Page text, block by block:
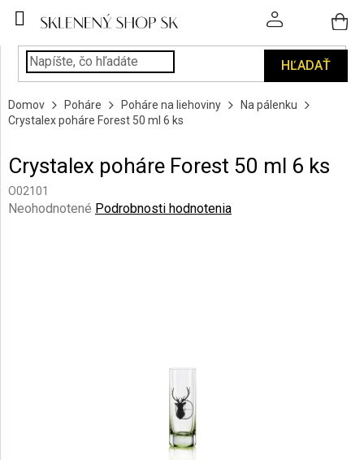
HĽADAŤ
POHÁRE
PODÁVANIE
NÁPOJOV
KUCHYŇA
A
INTERIÉR
Domov Poháre Poháre na liehoviny
Na pálenku
Crystalex poháre Forest 50 ml 6 ks
Crystalex poháre Forest 50 ml 6 ks
O02101
Priemerné
Neohodnotené Podrobnosti hodnotenia